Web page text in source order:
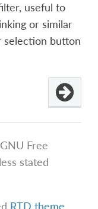
useful to
or similar
selection button
Free
stated
RTD theme